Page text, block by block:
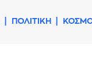
ΠΟΛΙΤΙΚΗ